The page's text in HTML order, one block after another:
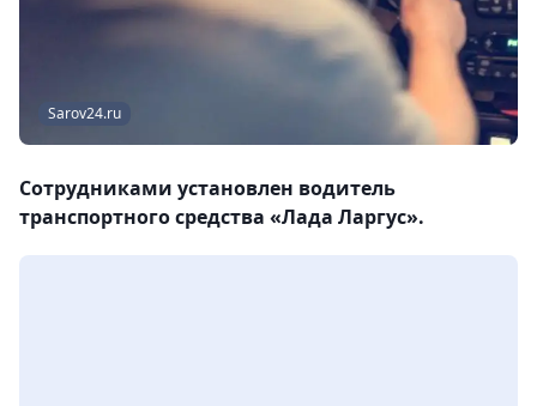
Sarov24.ru
Сотрудниками установлен водитель
транспортного средства «Лада Ларгус».